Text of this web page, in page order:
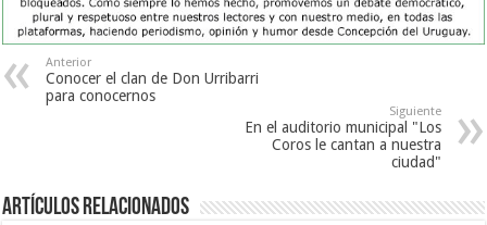
Anterior
Conocer el clan de Don Urribarri
para conocernos
Siguiente
En el auditorio municipal "Los
Coros le cantan a nuestra
ciudad"
Artículos Relacionados